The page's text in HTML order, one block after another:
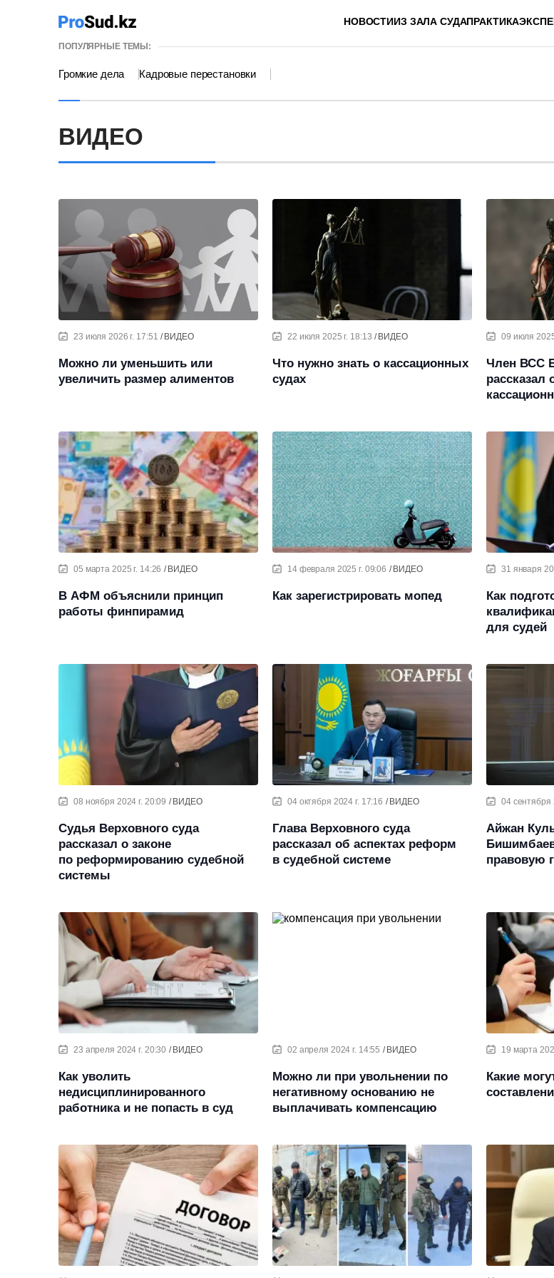
НОВОСТИИЗ ЗАЛА СУДАПРАКТИКА
ПОПУЛЯРНЫЕ ТЕМЫ:
Громкие дела Кадровые перестановки
ВИДЕО
23 июля 2026 г. 17:51 ВИДЕО
Можно ли уменьшить или
увеличить размер алиментов
22 июля 2025 г. 18:13 ВИДЕО
Что нужно знать о кассационных
судах
09 июля
Член ВСС
05 марта 2025 г. 14:26 ВИДЕО
В АФМ объяснили принцип
работы финпирамид
14 февраля 2025 г. 09:06 ВИДЕО
Как зарегистрировать мопед
31 января
Как
для судей
08 ноября 2024 г. 20:09 ВИДЕО
Судья Верховного суда
рассказал о законе
по реформированию судебной
системы
04 октября 2024 г. 17:16 ВИДЕО
Глава Верховного суда
рассказал об аспектах реформ
в судебной системе
04 сентября
Айжан
правовую
23 апреля 2024 г. 20:30 ВИДЕО
Как уволить
недисциплинированного
работника и не попасть в суд
02 апреля 2024 г. 14:55 ВИДЕО
Можно ли при увольнении по
негативному основанию не
выплачивать компенсацию
19 марта
Какие